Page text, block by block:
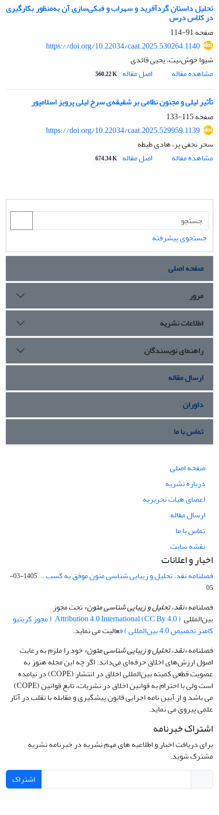
تحلیل داستان گردآفرید و سهراب و فبکی‌سازی آن به‌منظور بکارگیری
در کلاس درس
صفحه91-114
https://doi.org/10.22034/caat.2025.530264.1140
شیوا خوش‌نیت، یحیی قائدی
مشاهده مقاله
اصل مقاله 560.22 K
تأثیر لیلی و مجنون نظامی بر شقیقه‌ی سرخ لیلی پرویز اسلامپور
صفحه115-133
https://doi.org/10.22034/caat.2025.529959.1139
سحر نجفی پر، هادی طیطه
مشاهده مقاله
اصل مقاله 674.34 K
جستجوی پیشرفته
صفحه اصلی
مرور
اطلاعات نشریه
راهنمای نویسندگان
ارسال مقاله
داوران
تماس با ما
صفحه اصلی
درباره نشریه
اعضای هیات تحریریه
ارسال مقاله
تماس با ما
نقشه سایت
اخبار و اعلانات
فصلنامه نقد، تحلیل و زیبایی شناسی متون موفق به کسب ...
1405-03-
05
فصلنامه«نقد، تحلیل و زیبایی شناسی متون»تحت مجوز
بین‌المللی
Attribution 4.0 International (CC By 4.0 ) ( مجوز کریتیو
کامنز تخصیص 4.0 بین‌المللی ) ف
عالیت می نماید.
فصلنامه«نقد، تحلیل و زیبایی شناسی متون»خود را ملزم به رعایت
اصول ارزش‌های اخلاق حرفه‌ای می‌داند. اگر چه این مجله هنوز به
عضویت قطعی کمیته بین‌المللی اخلاق در انتشار (COPE) در نیامده
است ولی با احترام به قوانین اخلاق در نشریات، تابع قوانین (COPE)
می باشد و از آیین نامه اجرایی قانون پیشگیری و مقابله با تقلب در آثار
علمی پیروی می نماید.
اشتراک خبرنامه
برای دریافت اخبار و اطلاعیه های مهم نشریه در خبرنامه نشریه
مشترک شوید.
اشتراک